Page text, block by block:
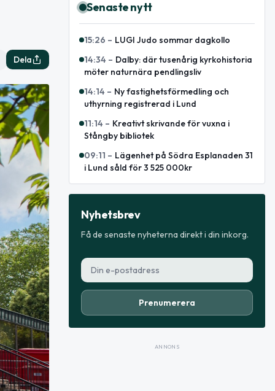
Dela
Senaste nytt
15:26 – LUGI Judo sommar dagkollo
14:34 – Dalby: där tusenårig kyrkohistoria
möter naturnära pendlingsliv
14:14 – Ny fastighetsförmedling och
uthyrning registrerad i Lund
11:14 – Kreativt skrivande för vuxna i
Stångby bibliotek
09:11 – Lägenhet på Södra Esplanaden 31
i Lund såld för 3 525 000kr
Nyhetsbrev
Få de senaste nyheterna direkt i din inkorg.
Prenumerera
ANNONS